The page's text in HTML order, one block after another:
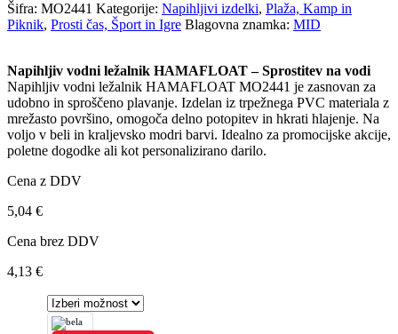
Šifra: MO2441 Kategorije: Napihljivi izdelki, Plaža, Kamp in
Piknik, Prosti čas, Šport in Igre Blagovna znamka: MID
Napihljiv vodni ležalnik HAMAFLOAT – Sprostitev na vodi
Napihljiv vodni ležalnik HAMAFLOAT MO2441 je zasnovan za
udobno in sproščeno plavanje. Izdelan iz trpežnega PVC materiala z
mrežasto površino, omogoča delno potopitev in hkrati hlajenje. Na
voljo v beli in kraljevsko modri barvi. Idealno za promocijske akcije,
poletne dogodke ali kot personalizirano darilo.
Cena z DDV
5,04 €
Cena brez DDV
4,13 €